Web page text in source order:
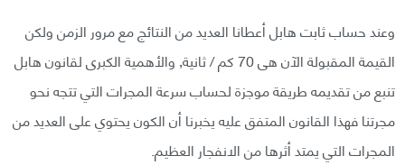
وعند حساب ثابت هابل أعطانا العديد من النتائج مع مرور الزمن ولكن
القيمة المقبولة الآن هى 70 كم / ثانية, والأهمية الكبرى لقانون هابل
تنبع من تقديمه طريقة موجزة لحساب سرعة المجرات التي تتجه نحو
مجرتنا فهذا القانون المتفق عليه يخبرنا أن الكون يحتوي على العديد من
المجرات التي يمتد أثرها من الانفجار العظيم.